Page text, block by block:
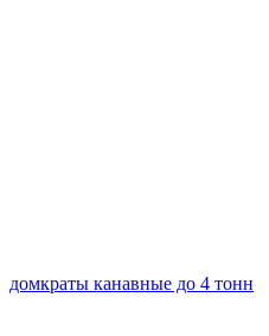
домкраты канавные до 4 тонн